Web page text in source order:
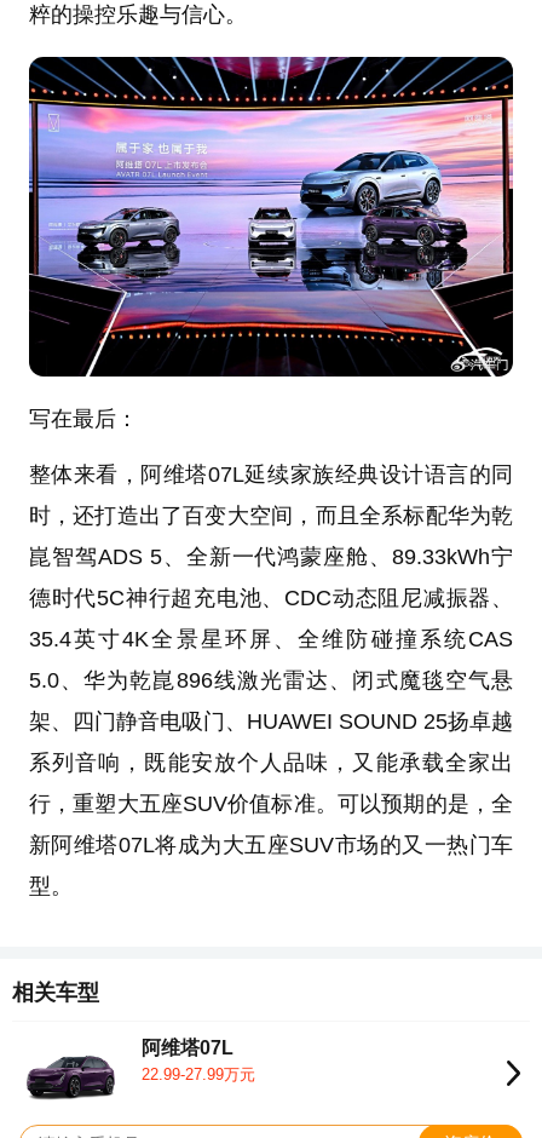
粹的操控乐趣与信心。
写在最后：
整体来看，阿维塔07L延续家族经典设计语言的同
时，还打造出了百变大空间，而且全系标配华为乾
崑智驾ADS 5、全新一代鸿蒙座舱、89.33kWh宁
德时代5C神行超充电池、CDC动态阻尼减振器、
35.4英寸4K全景星环屏、全维防碰撞系统CAS
5.0、华为乾崑896线激光雷达、闭式魔毯空气悬
架、四门静音电吸门、HUAWEI SOUND 25扬卓越
系列音响，既能安放个人品味，又能承载全家出
行，重塑大五座SUV价值标准。可以预期的是，全
新阿维塔07L将成为大五座SUV市场的又一热门车
型。
相关车型
阿维塔07L
22.99-27.99万元